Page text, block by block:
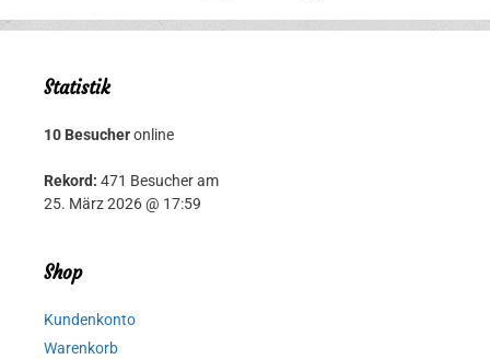
Statistik
10 Besucheronline
Rekord: 471 Besucher am
25. März 2026 @ 17:59
Shop
Kundenkonto
Warenkorb